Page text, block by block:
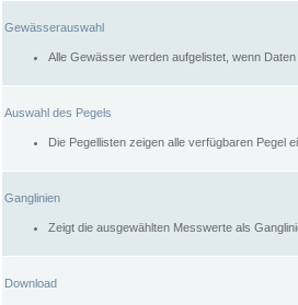
Gewässerauswahl
Alle Gewässer werden aufgelistet, wenn
Auswahl des Pegels
Die Pegellisten zeigen alle verfügbaren Pegel
Ganglinien
Zeigt die ausgewählten Messwerte als
Download